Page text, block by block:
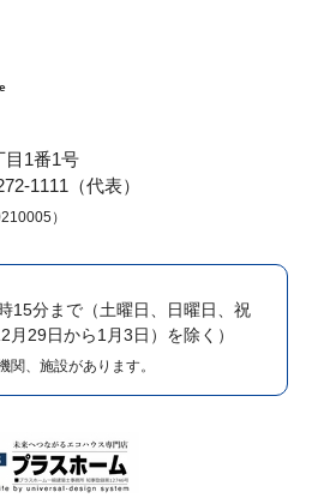
目1番1号
1111（代表）
）
15分まで （土曜日、日曜日、祝
月29日から1月3日）を除く）
、施設があります。